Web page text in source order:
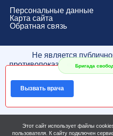
Персональные данные
Карта сайта
Обратная связь
Не является
противопоказания,
* Медицинская
Этот сайт использует файлы
пользователя. К сайту подключен
Бригада
Вызвать врача